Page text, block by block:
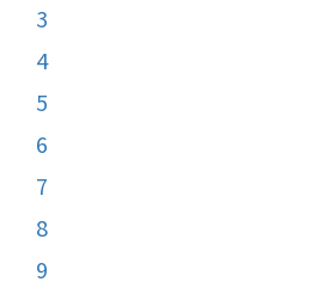
3
4
5
6
7
8
9